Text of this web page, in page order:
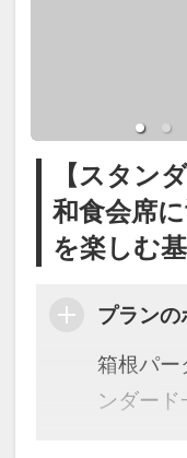
●ご同伴
就学児
しゃる
い｡2-0歳
めず備考
名)をお
展望露
ながら
楽しみ
お風呂付
部屋でも
です。
【貸切露
5階SPA
立。4泊
ます。
※仕入れ
場合がご
す。
【スタン
和食会席
を楽しむ
プランの
箱根パー
ンダード